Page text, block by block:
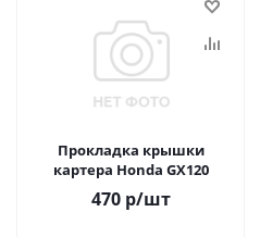
Прокладка крышки
картера Honda GX120
470 р/шт